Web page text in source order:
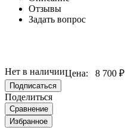
Отзывы
Задать вопрос
Нет в наличииЦена: 8 700 ₽
Подписаться
Поделиться
Сравнение
Избранное